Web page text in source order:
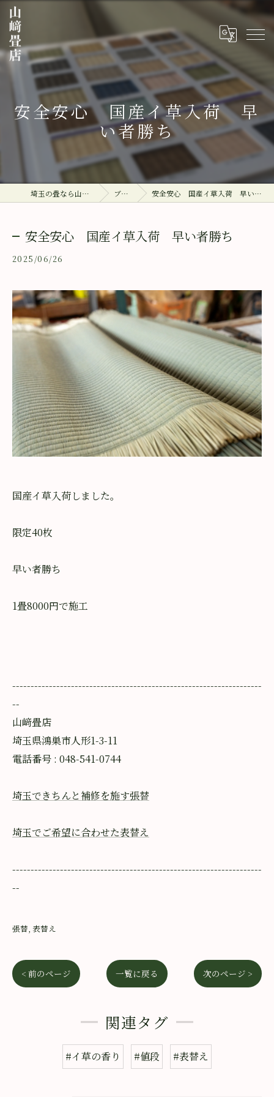
安全安心 国産イ草入荷 早
い者勝ち
埼玉の畳なら山﨑畳店 ブログ 安全安心 国産イ草入荷 早い者勝ち
安全安心 国産イ草入荷 早い者勝ち
2025/06/26
国産イ草入荷しました。
限定40枚
早い者勝ち
1畳8000円で施工
--------------------------------------------------------------------
--
山﨑畳店
埼玉県鴻巣市人形1-3-11
電話番号 : 048-541-0744
埼玉できちんと補修を施す張替
埼玉でご希望に合わせた表替え
--------------------------------------------------------------------
--
張替 表替え
< 前のページ 一覧に戻る 次のページ >
関連タグ
#イ草の香り #値段 #表替え